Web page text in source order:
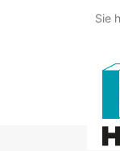
Sie